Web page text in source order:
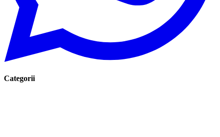
Categorii